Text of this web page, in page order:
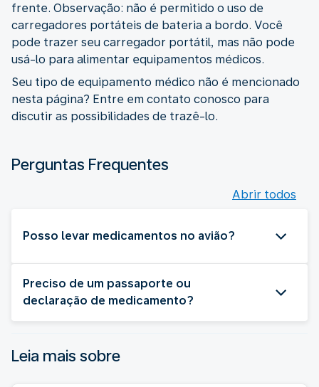
frente. Observação: não é permitido o uso de
carregadores portáteis de bateria a bordo. Você
pode trazer seu carregador portátil, mas não pode
usá-lo para alimentar equipamentos médicos.
Seu tipo de equipamento médico não é mencionado
nesta página? Entre em contato conosco para
discutir as possibilidades de trazê-lo.
Perguntas Frequentes
Abrir todos
Posso levar medicamentos no avião?
Preciso de um passaporte ou
declaração de medicamento?
Leia mais sobre